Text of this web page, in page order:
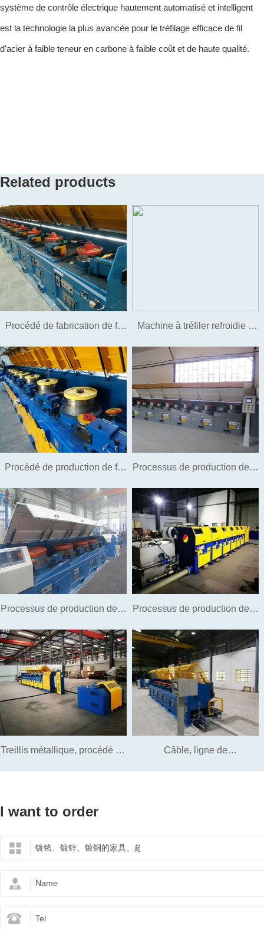
système de contrôle électrique hautement automatisé et intelligent
est la technologie la plus avancée pour le tréfilage efficace de fil
d'acier à faible teneur en carbone à faible coût et de haute qualité.
Related products
Procédé de fabrication de fil
d'acier à clouer et de fil à clou
sans lavage
Machine à tréfiler refroidie à
l'eau
Procédé de production de fil
d'acier (acier) galvanisé sans
acide
Processus de production de fil
de suspension
Processus de production de fil
de vis
Processus de production de fil
d'acier de fibre d'acier
Treillis métallique, procédé de Câble, ligne de
I want to order